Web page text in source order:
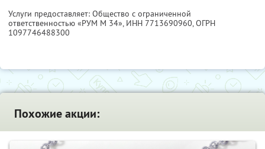
Услуги предоставляет: Общество с ограниченной
ответственностью «РУМ М 34», ИНН 7713690960, ОГРН
1097746488300
Похожие акции: